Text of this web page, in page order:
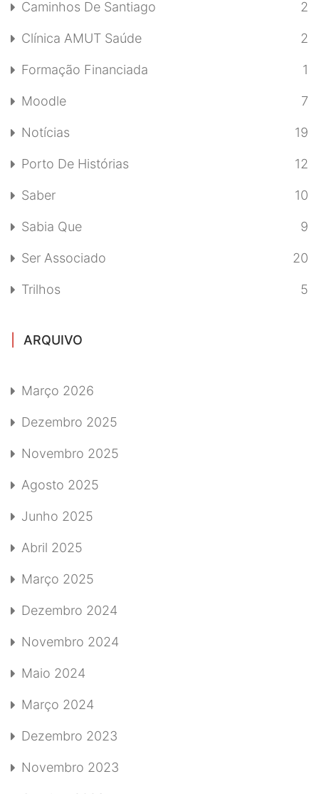
Caminhos De Santiago 2
Clínica AMUT Saúde 2
Formação Financiada 1
Moodle 7
Notícias 19
Porto De Histórias 12
Saber 10
Sabia Que 9
Ser Associado 20
Trilhos 5
ARQUIVO
Março 2026
Dezembro 2025
Novembro 2025
Agosto 2025
Junho 2025
Abril 2025
Março 2025
Dezembro 2024
Novembro 2024
Maio 2024
Março 2024
Dezembro 2023
Novembro 2023